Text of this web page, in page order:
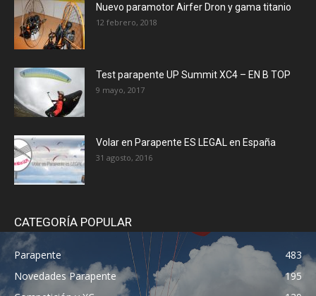
Nuevo paramotor Airfer Dron y gama titanio
12 febrero, 2018
Test parapente UP Summit XC4 – EN B TOP
9 mayo, 2017
Volar en Parapente ES LEGAL en España
31 agosto, 2016
CATEGORÍA POPULAR
Parapente
483
Novedades Parapente
195